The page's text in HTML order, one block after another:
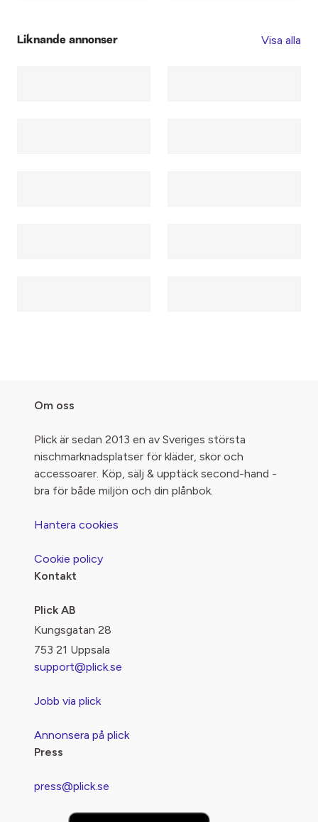
Liknande annonser Visa alla
Om oss
Plick är sedan 2013 en av Sveriges största
nischmarknadsplatser för kläder, skor och
accessoarer. Köp, sälj & upptäck second-hand -
bra för både miljön och din plånbok.
Hantera cookies
Cookie policy
Kontakt
Plick AB
Kungsgatan 28
753 21 Uppsala
support@plick.se
Jobb via plick
Annonsera på plick
Press
press@plick.se